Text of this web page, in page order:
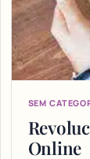
SEM
Online